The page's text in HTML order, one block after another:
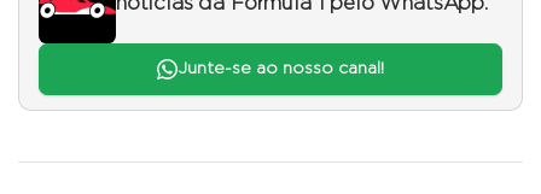
notícias da Fórmula 1 pelo WhatsApp.
Junte-se ao nosso canal!